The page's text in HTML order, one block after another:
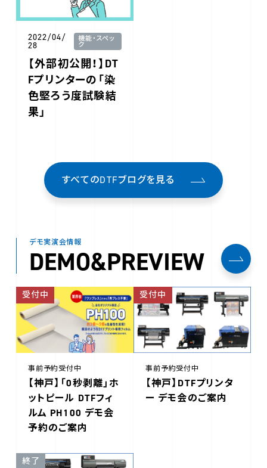
2022/04/
28
機能・スペッ
ク
【外部初公開！】DT
Fプリンターの「染
色堅ろう度試験結
果」
すべてのDTFブログを見る
デモ実演会情報
DEMO&PREVIEW
受付中
事前予約受付中
【神戸】「0秒剥離」ホ
ットピール DTFフィ
ルム PH100 デモ会
予約のご案内
受付中
事前予約受付中
【神戸】DTFプリンタ
ー デモ会のご案内
終了